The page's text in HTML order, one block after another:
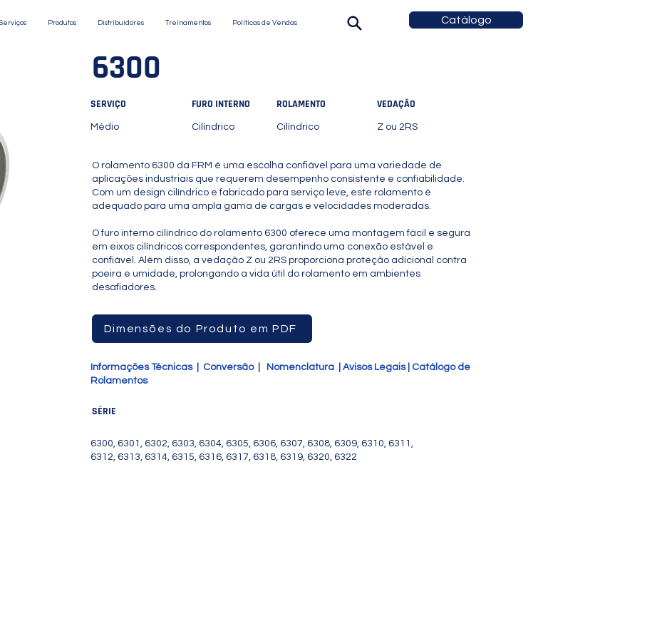
Produtos Distribuidores Treinamentos Políticas de Vendas Catálogo
6300
SERVIÇO
Médio
FURO INTERNO
Cilíndrico
ROLAMENTO
Cilíndrico
VEDAÇÃO
Z ou 2RS
O rolamento 6300 da FRM é uma escolha confiável para uma variedade de
aplicações industriais que requerem desempenho consistente e confiabilidade.
Com um design cilíndrico e fabricado para serviço leve, este rolamento é
adequado para uma ampla gama de cargas e velocidades moderadas.
O furo interno cilíndrico do rolamento 6300 oferece uma montagem fácil e segura
em eixos cilíndricos correspondentes, garantindo uma conexão estável e
confiável. Além disso, a vedação Z ou 2RS proporciona proteção adicional contra
poeira e umidade, prolongando a vida útil do rolamento em ambientes
desafiadores.
Dimensões do Produto em PDF
Informações Técnicas| Conversão Nomenclatura Avisos Legais| Catálogo de
Rolamentos
SÉRIE
6300, 6301, 6302, 6303, 6304, 6305, 6306, 6307, 6308, 6309, 6310, 6311,
6312, 6313, 6314, 6315, 6316, 6317, 6318, 6319, 6320, 6322